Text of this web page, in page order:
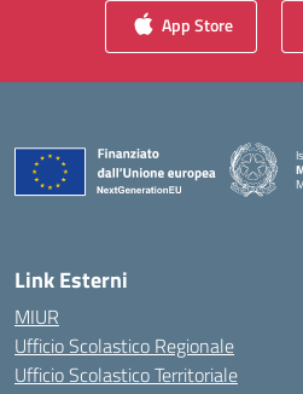
App Store
Link Esterni
MIUR
Ufficio Scolastico Regionale
Ufficio Scolastico Territoriale